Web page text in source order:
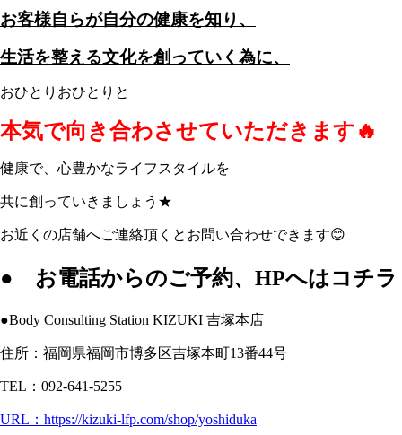
お客様自らが自分の健康を知り、
生活を整える文化を創っていく為に、
おひとりおひとりと
本気で向き合わさせていただきます🔥
健康で、心豊かなライフスタイルを
共に創っていきましょう★
お近くの店舗へご連絡頂くとお問い合わせできます😊
● お電話からのご予約、HPへはコチラ
●Body Consulting Station KIZUKI 吉塚本店
住所：福岡県福岡市博多区吉塚本町13番44号
TEL：092-641-5255
URL：https://kizuki-lfp.com/shop/yoshiduka